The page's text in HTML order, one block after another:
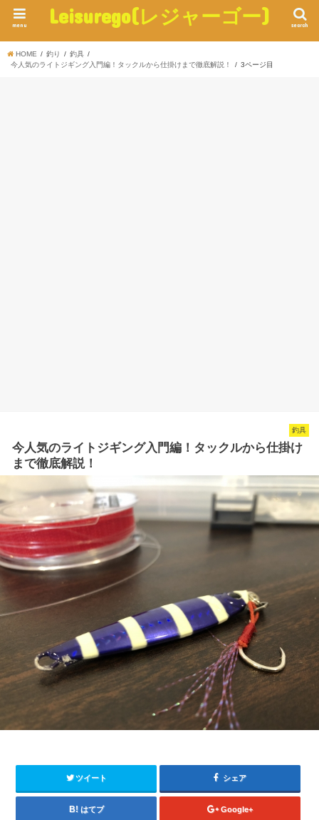
Leisurego(レジャーゴー) search
menu
HOME 釣り
釣具
今人気のライトジギング入門編！タックルから仕掛けまで徹底解説！
3ページ目
釣具
今人気のライトジギング入門編！タックルから仕掛け
まで徹底解説！
ツイート シェア
はてブ Google+